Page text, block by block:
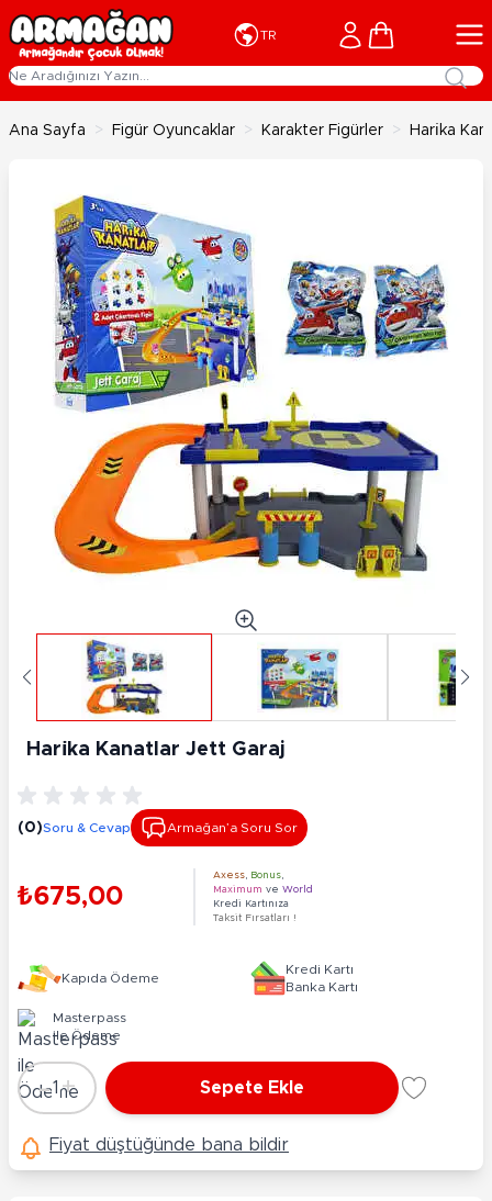
İçeriğe geç
TR Cart
Ana Sayfa > Figür Oyuncaklar > Karakter Figürler > Hari̇ka
Hari̇ka Kanatlar Jett Garaj
(0)Soru & Cevap Armağan’a Soru Sor
₺675,00
Axess Bonus
Maximum ve World
Kredi Kartınıza
Taksit Fırsatları !
Kapıda Ödeme
Kredi Kartı
Banka Kartı
Masterpass
ile Ödeme
Adet
-1 + Sepete Ekle
Fiyat düştüğünde bana bildir